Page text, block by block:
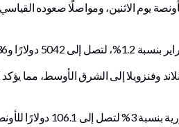
الذهب إلى مستوى قياسي جديد، متجاوزًا 5000 دولار للأونصة يوم
على التوالي.
وفنزويلا إلى الشرق الأوسط، مما
الطلب الصناعي.